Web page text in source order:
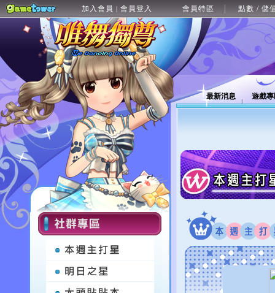
加入會員 | 會員登入 會員特區 點數 / 儲
最新消息 遊戲